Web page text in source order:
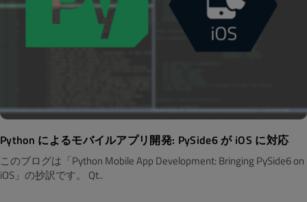
Python によるモバイルアプリ開発: PySide6 が iOS に対応
このブログは「Python Mobile App Development: Bringing PySide6 on
iOS」の抄訳です。 Qt..